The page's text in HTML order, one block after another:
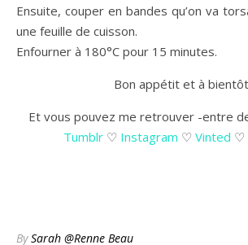
Ensuite, couper en bandes qu’on va
une feuille de cuisson.
Enfourner à 180°C pour 15 minutes.
Bon appétit et à
Et vous pouvez me retrouver -entre
Tumblr♡ Instagram ♡ Vinted ♡
BySarah @Renne Beau